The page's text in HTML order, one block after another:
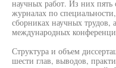
научных работ. Из них пять
журналах по
сборниках научных трудов,
международных
Структура и объем
шести глав, выводов,